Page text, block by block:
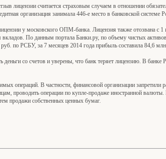
лицензии считается страховым случаем в отношении
организация занимала 446-е место в банковской системе
у московского ОПМ-банка. Лицензия также отозвана с
По данным портала Банки.ру, по объему чистых
по РСБУ, за 7 месяцев 2014 года прибыль составила 84,6 млн
деньги со счетов и уверены, что банк теряет лицензию. В
операций. В частности, финансовой организации запретили
проводить операции по купле-продаже иностранной валюты.
продажи собственных ценных бумаг.